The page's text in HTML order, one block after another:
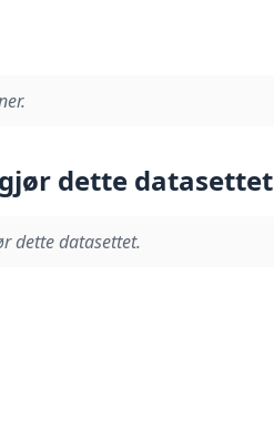
dette datasettet
dette datasettet.